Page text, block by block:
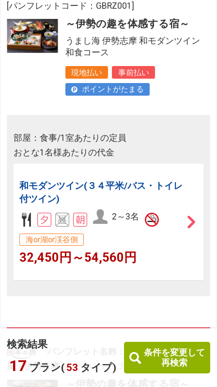
検索結果
17 プラン( 53 タイプ)
条件を変更して
再検索
[パンフレットコード：GBRZ001]
～伊勢の趣を体感する宿～
うまし海 伊勢志摩 和モダンツイン
和食コース
現地払い
事前払い
ポイントがたまる
部屋：食事/1室あたりの定員
おとな1名様あたりの代金
和モダンツイン(３４平米/バス・トイレ
付ツイン)
2～3名
海or湖or渓谷側
32,450円～54,560円
パンフレット名称：パーソナリップ三
重・伊勢志摩 [パンフレットコード：BAR1000]